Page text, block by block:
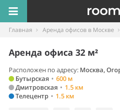
Главная Аренда офисов в Москве
Аренда офиса 32 м²
Расположен по адресу: Москва,
Бутырская • 600 м
Дмитровская • 1.5 км
Телецентр • 1.5 км